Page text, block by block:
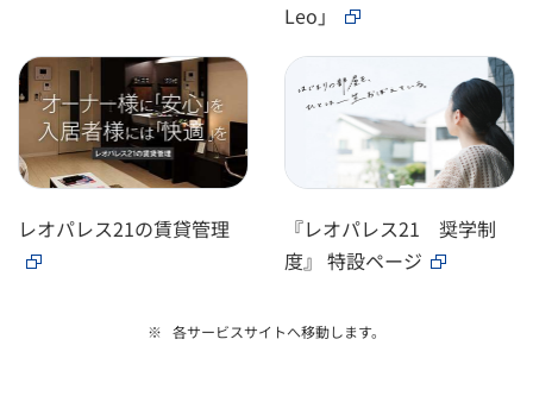
Leo」
レオパレス21の賃貸管理
『レオパレス21 奨学制
度』 特設ページ
各サービスサイトへ移動します。